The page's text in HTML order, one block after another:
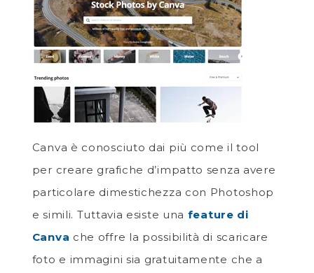
Canva è conosciuto dai più come il tool
per creare grafiche d’impatto senza avere
particolare dimestichezza con Photoshop
e simili. Tuttavia esiste una feature di
Canva che offre la possibilità di scaricare
foto e immagini sia gratuitamente che a